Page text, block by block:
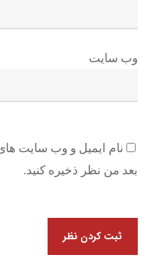
وب سایت
نام ایمیل و وب سایت
بعد من نظر ذخیره کنید.